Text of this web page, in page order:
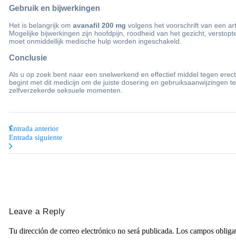
Gebruik en bijwerkingen
Het is belangrijk om avanafil 200 mg volgens het voorschrift van een
Mogelijke bijwerkingen zijn hoofdpijn, roodheid van het gezicht,
moet onmiddellijk medische hulp worden ingeschakeld.
Conclusie
Als u op zoek bent naar een snelwerkend en effectief middel tegen
begint met dit medicijn om de juiste dosering en gebruiksaanwijzingen
zelfverzekerde seksuele momenten.
Entrada anterior
Entrada siguiente
Leave a Reply
Tu dirección de correo electrónico no será publicada. Los campos